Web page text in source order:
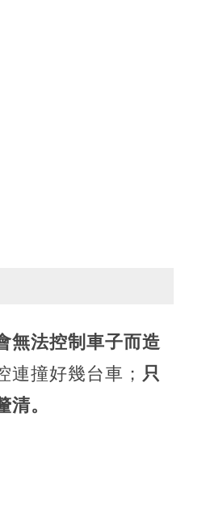
無法控制車子而造
連撞好幾台車； 只
。